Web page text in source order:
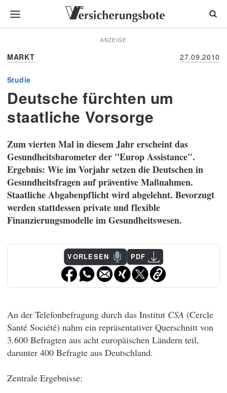
ANZEIGE
MARKT 27.09.2010
Studie
Deutsche fürchten um
staatliche Vorsorge
Zum vierten Mal in diesem Jahr erscheint das
Gesundheitsbarometer der "Europ Assistance".
Ergebnis: Wie im Vorjahr setzen die Deutschen in
Gesundheitsfragen auf präventive Maßnahmen.
Staatliche Abgabenpflicht wird abgelehnt. Bevorzugt
werden stattdessen private und flexible
Finanzierungsmodelle im Gesundheitswesen.
VORLESEN PDF
An der Telefonbefragung durch das Institut CSA (Cercle
Santé Société) nahm ein repräsentativer Querschnitt von
3.600 Befragten aus acht europäischen Ländern teil,
darunter 400 Befragte aus Deutschland.
Zentrale Ergebnisse: